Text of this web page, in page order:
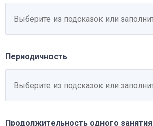
Периодичность
Продолжительность одного занятия